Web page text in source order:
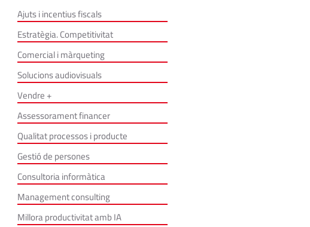
Ajuts i incentius fiscals
Estratègia. Competitivitat
Comercial i màrqueting
Solucions audiovisuals
Vendre +
Assessorament financer
Qualitat processos i producte
Gestió de persones
Consultoria informàtica
Management consulting
Millora productivitat amb IA